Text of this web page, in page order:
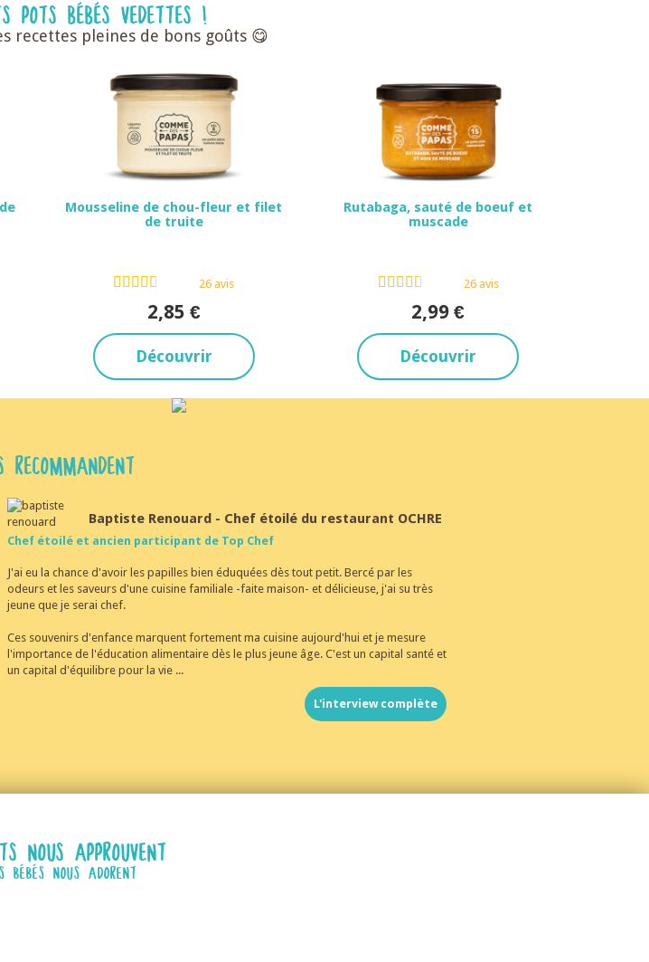
POTS BÉBÉS VEDETTES !
recettes pleines de bons goûts 😋
Mousseline de chou-fleur et filet
de truite
26 avis
2,85 €
Découvrir
Rutabaga, sauté de boeuf et
muscade
26 avis
2,99 €
Découvrir
RECOMMANDENT
Baptiste Renouard - Chef étoilé du restaurant OCHRE
Chef étoilé et ancien participant de Top Chef
J'ai eu la chance d'avoir les papilles bien éduquées dès tout petit. Bercé par les
odeurs et les saveurs d'une cuisine familiale -faite maison- et délicieuse, j'ai su très
jeune que je serai chef.
Ces souvenirs d'enfance marquent fortement ma cuisine aujourd'hui et je mesure
l'importance de l'éducation alimentaire dès le plus jeune âge. C'est un capital santé et
un capital d'équilibre pour la vie ...
L'interview complète
NOUS APPROUVENT
NOUS ADORENT